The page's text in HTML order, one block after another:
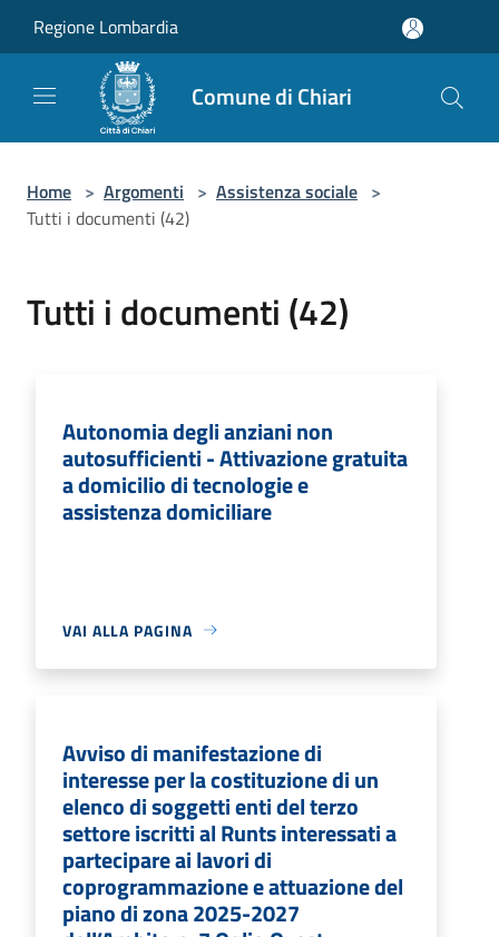
Regione Lombardia
Comune di Chiari
Home > Argomenti > Assistenza sociale >
Tutti i documenti (42)
Tutti i documenti (42)
Autonomia degli anziani non
autosufficienti - Attivazione gratuita
a domicilio di tecnologie e
assistenza domiciliare
VAI ALLA PAGINA
Avviso di manifestazione di
interesse per la costituzione di un
elenco di soggetti enti del terzo
settore iscritti al Runts interessati a
partecipare ai lavori di
coprogrammazione e attuazione del
piano di zona 2025-2027